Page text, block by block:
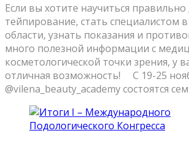
Если вы хотите научиться правильно
тейпирование, стать специалистом
области, узнать показания и
много полезной информации с
косметологической точки зрения, у
отличная возможность! ⠀ С 19-25
@vilena_beauty_academy состоятся